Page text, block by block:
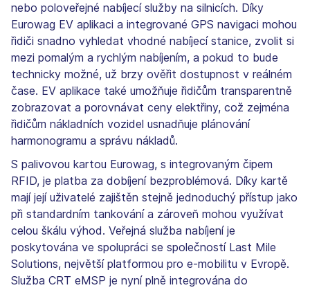
nebo poloveřejné nabíjecí služby na silnicích. Díky
Eurowag EV aplikaci a integrované GPS navigaci mohou
řidiči snadno vyhledat vhodné nabíjecí stanice, zvolit si
mezi pomalým a rychlým nabíjením, a pokud to bude
technicky možné, už brzy ověřit dostupnost v reálném
čase. EV aplikace také umožňuje řidičům transparentně
zobrazovat a porovnávat ceny elektřiny, což zejména
řidičům nákladních vozidel usnadňuje plánování
harmonogramu a správu nákladů.
S palivovou kartou Eurowag, s integrovaným čipem
RFID, je platba za dobíjení bezproblémová. Díky kartě
mají její uživatelé zajištěn stejně jednoduchý přístup jako
při standardním tankování a zároveň mohou využívat
celou škálu výhod. Veřejná služba nabíjení je
poskytována ve spolupráci se společností Last Mile
Solutions, největší platformou pro e-mobilitu v Evropě.
Služba CRT eMSP je nyní plně integrována do